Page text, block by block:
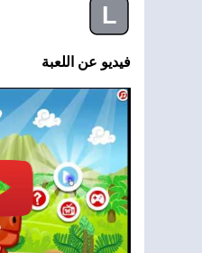
L
فيديو عن اللعبة